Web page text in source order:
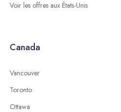
Voir les offres aux États-Unis
Canada
Vancouver
Toronto
Ottawa